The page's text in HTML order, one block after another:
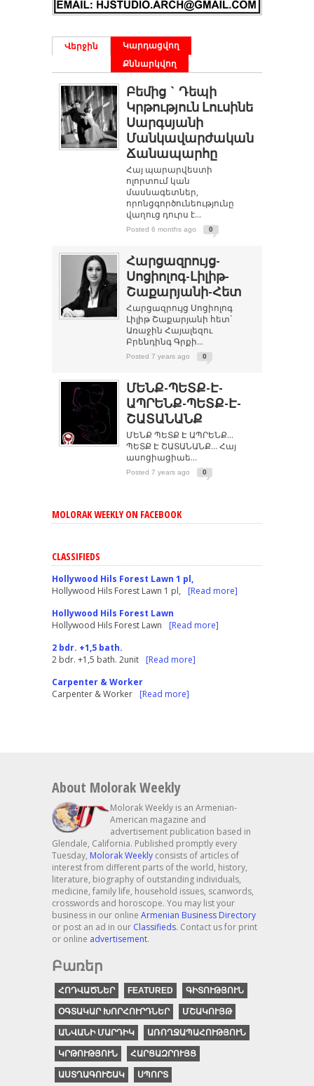
Վերջին
Կարդացվող
Քննարկվող
Բեմից ` Դեպի
Կրթություն Լուսինե
Սարգսյանի
Մանկավարժական
Ճանապարհը
Հայ պարարվեստի
ոլորտում կան
մասնագետներ,
որոնցգործունեությունը
վաղուց դուրս է...
Posted 6 months ago 0
Հարցազրույց-
Սոցիոլոգ-Լիլիթ-
Շաքարյանի-Հետ
Հարցազրույց Սոցիոլոգ
Լիլիթ Շաքարյանի հետ`
Առաջին Հայալեզու
Բրենդինգ Գրքի...
Posted 7 years ago 0
ՄԵՆՔ-ՊԵՏՔ-Է-
ԱՊՐԵՆՔ-ՊԵՏՔ-Է-
ՇԱՏԱՆԱՆՔ
ՄԵՆՔ ՊԵՏՔ Է ԱՊՐԵՆՔ…
ՊԵՏՔ Է ՇԱՏԱՆԱՆՔ… Հայ
ասոցիացիաե...
Posted 7 years ago 0
MOLORAK WEEKLY ON FACEBOOK
CLASSIFIEDS
Hollywood Hils Forest Lawn 1 pl,
Hollywood Hils Forest Lawn 1 pl,
[Read more]
Hollywood Hils Forest Lawn
Hollywood Hils Forest Lawn
[Read more]
2 bdr. +1,5 bath.
2 bdr. +1,5 bath. 2unit
[Read more]
Carpenter & Worker
Carpenter & Worker
[Read more]
About Molorak Weekly
Molorak Weekly is an Armenian-
American magazine and
advertisement publication based in
Glendale, California. Published promptly every
Tuesday, Molorak Weekly consists of articles of
interest from different parts of the world, history,
literature, biography of outstanding individuals,
medicine, family life, household issues, scanwords,
crosswords and horoscope. You may list your
business in our online Armenian Business Directory
or post an ad in our Classifieds. Contact us for print
or online advertisement.
Բառեր
ՀՈԴՎԱԾՆԵՐ FEATURED ԳԻՏՈՒԹՅՈՒՆ
ՕԳՏԱԿԱՐ ԽՈՐՀՈՒՐԴՆԵՐ ՄՇԱԿՈՒՅԹ
ԱՆՎԱՆԻ ՄԱՐԴԻԿ ԱՌՈՂՋԱՊԱՀՈՒԹՅՈՒՆ
ԿՐԹՈՒԹՅՈՒՆ ՀԱՐՑԱԶՐՈՒՅՑ
ԱՍՏՂԱԳՈՒՇԱԿ ՍՊՈՐՏ